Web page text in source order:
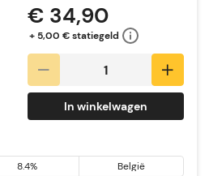
€ 34,90
+ 5,00 € statiegeld
In winkelwagen
8.4% België